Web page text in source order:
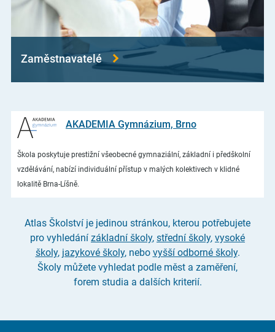
Zaměstnavatelé
AKADEMIA Gymnázium, Brno
Škola poskytuje prestižní všeobecné gymnaziální, základní i předškolní
vzdělávání, nabízí individuální přístup v malých kolektivech v klidné
lokalitě Brna-Líšně.
Atlas Školství je jedinou stránkou, kterou potřebujete
pro vyhledání základní školy, střední školy, vysoké
školy, jazykové školy, nebo vyšší odborné školy.
Školy můžete vyhledat podle měst a zaměření,
forem studia a dalších kriterií.